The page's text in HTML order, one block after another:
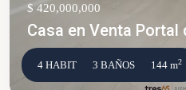
$ 420,000,000
Casa en Venta Portal
4 HABIT 3 BAÑOS 144 m2